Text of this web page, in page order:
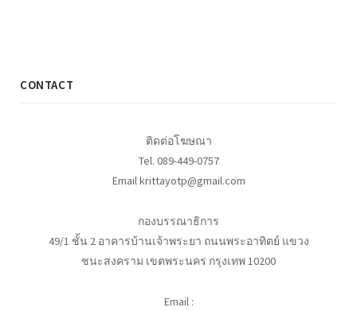
CONTACT
ติดต่อโฆษณา
Tel. 089-449-0757
Email krittayotp@gmail.com
กองบรรณาธิการ
49/1 ชั้น 2 อาคารบ้านเจ้าพระยา ถนนพระอาทิตย์ แขวง
ชนะสงคราม เขตพระนคร กรุงเทพ 10200
Email :